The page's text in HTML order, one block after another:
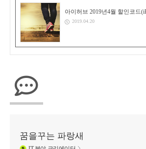
아이허브 2019년4월 할인코드
2019.04.20
꿈을꾸는 파랑새